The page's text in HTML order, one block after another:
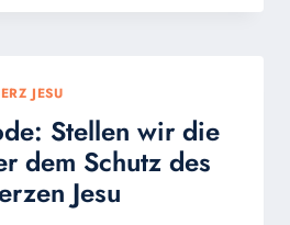
JESU
Stellen wir die
dem Schutz des
Jesu